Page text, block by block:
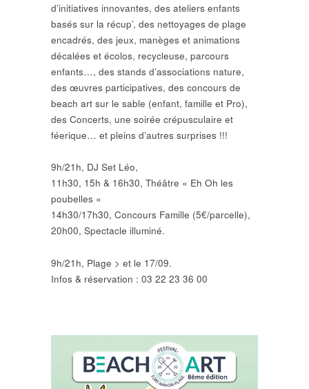
d’initiatives innovantes, des ateliers enfants
basés sur la récup’, des nettoyages de plage
encadrés, des jeux, manèges et animations
décalées et écolos, recycleuse, parcours
enfants…, des stands d’associations nature,
des œuvres participatives, des concours de
beach art sur le sable (enfant, famille et Pro),
des Concerts, une soirée crépusculaire et
féerique… et pleins d’autres surprises !!!
9h/21h, DJ Set Léo,
11h30, 15h & 16h30, Théâtre « Eh Oh les
poubelles »
14h30/17h30, Concours Famille (5€/parcelle),
20h00, Spectacle illuminé.
9h/21h, Plage > et le 17/09.
Infos & réservation : 03 22 23 36 00